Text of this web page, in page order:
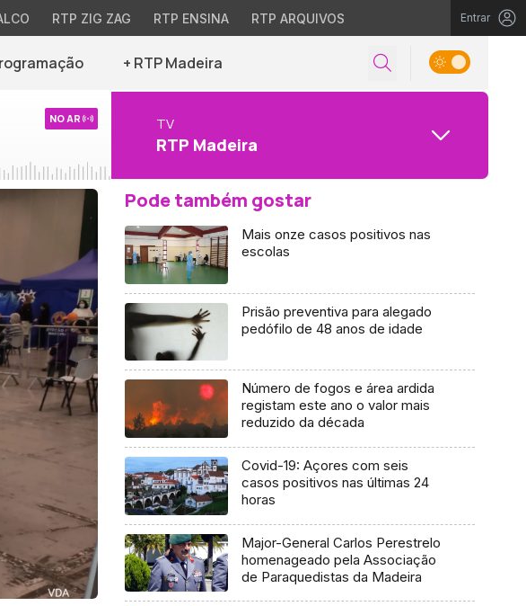
RTP ZIG ZAG RTP ENSINA RTP ARQUIVOS Entrar
+ RTP Madeira
NO AR TV
RTP Madeira
Pode também gostar
Mais onze casos positivos nas
escolas
Prisão preventiva para alegado
pedófilo de 48 anos de idade
Número de fogos e área ardida
registam este ano o valor mais
reduzido da década
Covid-19: Açores com seis
casos positivos nas últimas 24
horas
Major-General Carlos Perestrelo
homenageado pela Associação
de Paraquedistas da Madeira